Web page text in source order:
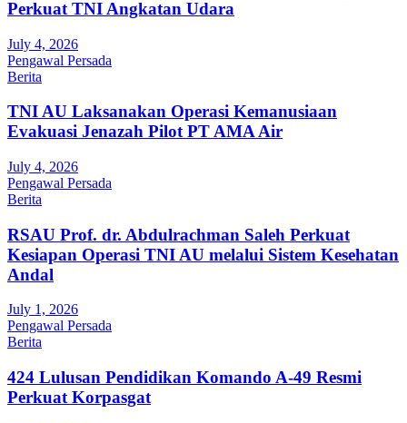
Perkuat TNI Angkatan Udara
July 4, 2026
Pengawal Persada
Berita
TNI AU Laksanakan Operasi Kemanusiaan
Evakuasi Jenazah Pilot PT AMA Air
July 4, 2026
Pengawal Persada
Berita
RSAU Prof. dr. Abdulrachman Saleh Perkuat
Kesiapan Operasi TNI AU melalui Sistem Kesehatan
Andal
July 1, 2026
Pengawal Persada
Berita
424 Lulusan Pendidikan Komando A-49 Resmi
Perkuat Korpasgat